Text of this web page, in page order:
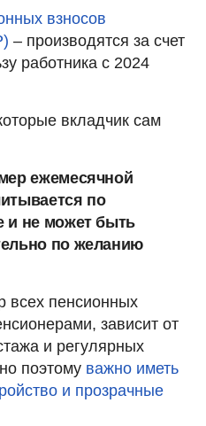
взносов
– производятся за счет
работника с 2024
вкладчик сам
ежемесячной
по
и не может быть
по желанию
всех пенсионных
зависит от
и регулярных
поэтому важно иметь
и прозрачные